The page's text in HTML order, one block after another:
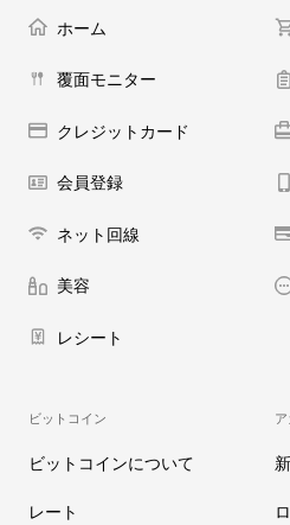
ホーム
覆面モニター
クレジットカード
会員登録
ネット回線
美容
レシート
ビットコイン
ビットコインについて
レート